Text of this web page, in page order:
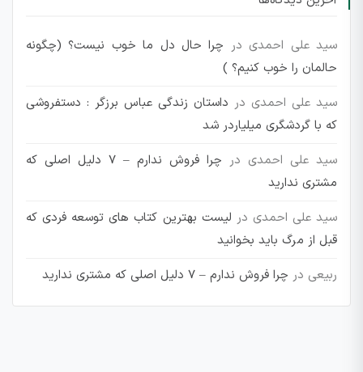
سید علی احمدی در چرا حال دل ما خوب نیست؟ (چگونه
حالمان را خوب کنیم؟ )
سید علی احمدی در داستان زندگی عباس برزگر : دستفروشی
که با گردشگری میلیاردر شد
سید علی احمدی در
چرا فروش ندارم – 7 دلیل اصلی که
مشتری ندارید
سید علی احمدی در لیست بهترین کتاب های توسعه فردی که
قبل از مرگ باید بخوانید
ربیعی در چرا فروش ندارم – 7 دلیل اصلی که مشتری ندارید